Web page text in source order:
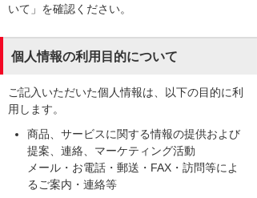
いて」を確認ください。
個人情報の利用目的について
ご記入いただいた個人情報は、以下の目的に利
用します。
商品、サービスに関する情報の提供および
提案、連絡、マーケティング活動
メール・お電話・郵送・FAX・訪問等によ
るご案内・連絡等